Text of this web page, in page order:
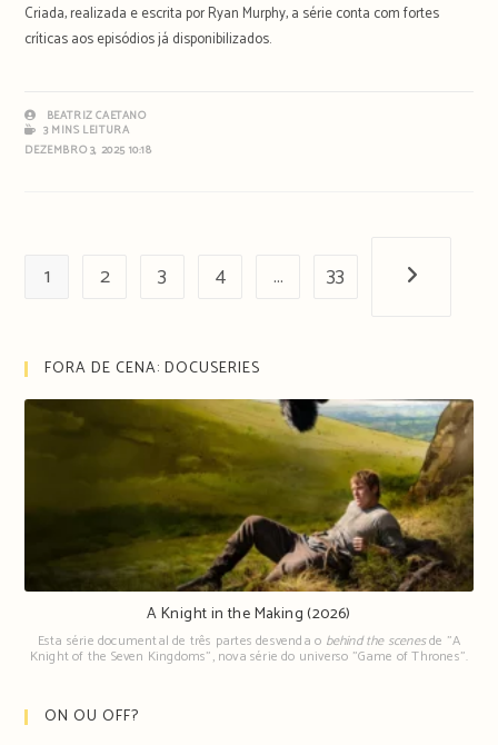
Criada, realizada e escrita por Ryan Murphy, a série conta com fortes
críticas aos episódios já disponibilizados.
BEATRIZ CAETANO
3 MINS LEITURA
DEZEMBRO 3, 2025 10:18
1 2 3 4 … 33 Próxima
FORA DE CENA: DOCUSERIES
A Knight in the Making (2026)
Esta série documental de três partes desvenda o behind the scenesde "A
Knight of the Seven Kingdoms", nova série do universo "Game of Thrones".
ON OU OFF?